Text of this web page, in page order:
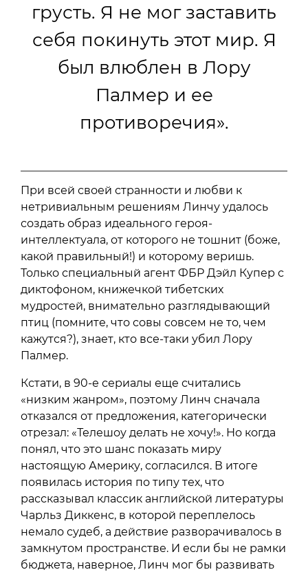
грусть. Я не мог заставить
себя покинуть этот мир. Я
был влюблен в Лору
Палмер и ее
противоречия».
При всей своей странности и любви к
нетривиальным решениям Линчу удалось
создать образ идеального героя-
интеллектуала, от которого не тошнит (боже,
какой правильный!) и которому веришь.
Только специальный агент ФБР Дэйл Купер с
диктофоном, книжечкой тибетских
мудростей, внимательно разглядывающий
птиц (помните, что совы совсем не то, чем
кажутся?), знает, кто все-таки убил Лору
Палмер.
Кстати, в 90-е сериалы еще считались
«низким жанром», поэтому Линч сначала
отказался от предложения, категорически
отрезал: «Телешоу делать не хочу!». Но когда
понял, что это шанс показать миру
настоящую Америку, согласился. В итоге
появилась история по типу тех, что
рассказывал классик английской литературы
Чарльз Диккенс, в которой переплелось
немало судеб, а действие разворачивалось в
замкнутом пространстве. И если бы не рамки
бюджета, наверное, Линч мог бы развивать